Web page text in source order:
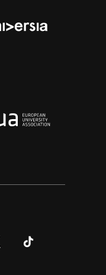
Síguenos